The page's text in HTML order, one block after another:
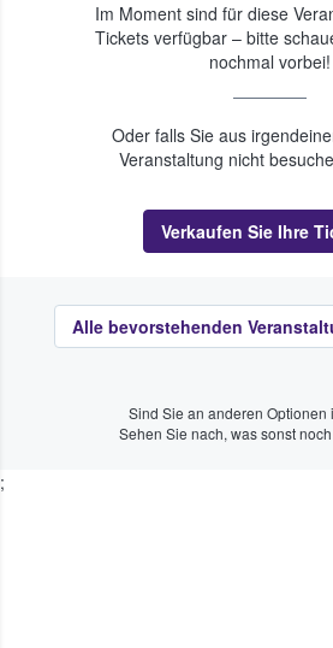
Im Moment sind für diese
Tickets verfügbar – bitte
nochmal vorbei!
Oder falls Sie aus
Veranstaltung nicht
Verkaufen Sie Ihre
Alle bevorstehenden
Sind Sie an anderen Optionen
Sehen Sie nach, was sonst
;